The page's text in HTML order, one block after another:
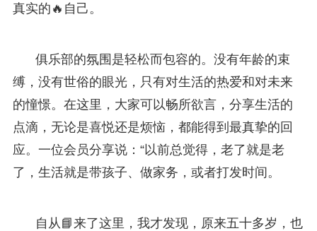
真实的🔥自己。
俱乐部的氛围是轻松而包容的。没有年龄的束
缚，没有世俗的眼光，只有对生活的热爱和对未来
的憧憬。在这里，大家可以畅所欲言，分享生活的
点滴，无论是喜悦还是烦恼，都能得到最真挚的回
应。一位会员分享说：“以前总觉得，老了就是老
了，生活就是带孩子、做家务，或者打发时间。
自从📘来了这里，我才发现，原来五十多岁，也